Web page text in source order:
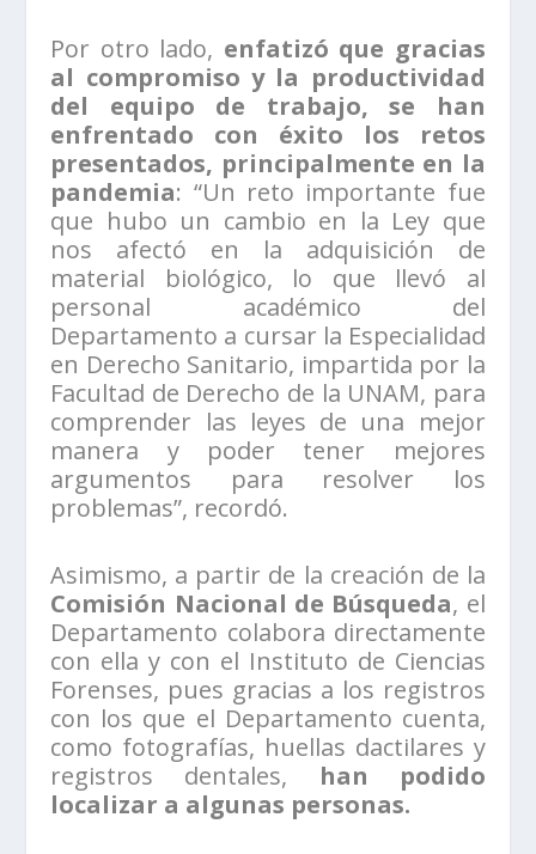
Por otro lado, enfatizó que gracias
al compromiso y la productividad
del equipo de trabajo, se han
enfrentado con éxito los retos
presentados, principalmente en la
pandemia: “Un reto importante fue
que hubo un cambio en la Ley que
nos afectó en la adquisición de
material biológico, lo que llevó al
personal académico del
Departamento a cursar la Especialidad
en Derecho Sanitario, impartida por la
Facultad de Derecho de la UNAM, para
comprender las leyes de una mejor
manera y poder tener mejores
argumentos para resolver los
problemas”, recordó.
Asimismo, a partir de la creación de la
Comisión Nacional de Búsqueda, el
Departamento colabora directamente
con ella y con el Instituto de Ciencias
Forenses, pues gracias a los registros
con los que el Departamento cuenta,
como fotografías, huellas dactilares y
registros dentales, han podido
localizar a algunas personas.